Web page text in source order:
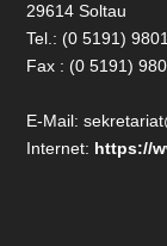
29614 Soltau
Tel.: (0 5191)
Fax : (0 5191)
E-Mail:
Internet: https://